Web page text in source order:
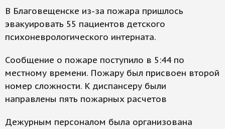
В Благовещенске из-за пожара пришлось
эвакуировать 55 пациентов детского
психоневрологического интерната.
Сообщение о пожаре поступило в 5:44 по
местному времени. Пожару был присвоен второй
номер сложности. К диспансеру были
направлены пять пожарных расчетов
Дежурным персоналом была организована